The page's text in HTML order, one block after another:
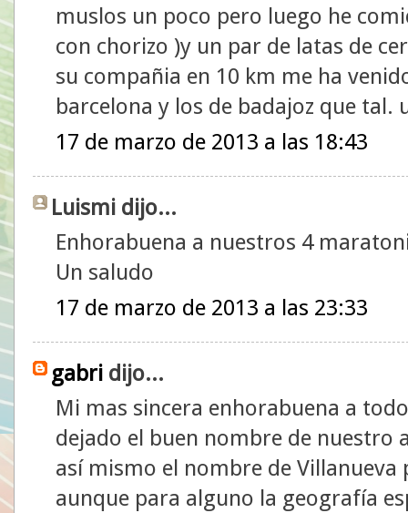
muslos un poco pero luego he
con chorizo )y un par de latas de
su compañia en 10 km me ha
barcelona y los de badajoz que tal.
17 de marzo de 2013 a las 18:43
Luismi dijo...
Enhorabuena a nuestros 4
Un saludo
17 de marzo de 2013 a las 23:33
gabri dijo...
Mi mas sincera enhorabuena a
dejado el buen nombre de nuestro
así mismo el nombre de
aunque para alguno la geografía